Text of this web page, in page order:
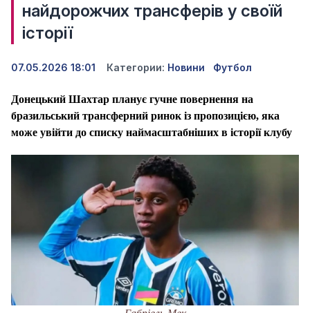
найдорожчих трансферів у своїй
історії
07.05.2026 18:01 Категории: Новини Футбол
Донецький Шахтар планує гучне повернення на
бразильський трансферний ринок із пропозицією, яка
може увійти до списку наймасштабніших в історії клубу